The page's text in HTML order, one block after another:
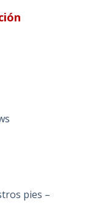
pies –